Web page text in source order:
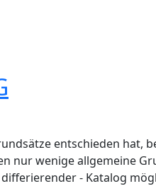
entschieden hat,
nur wenige allgemeine
- Katalog